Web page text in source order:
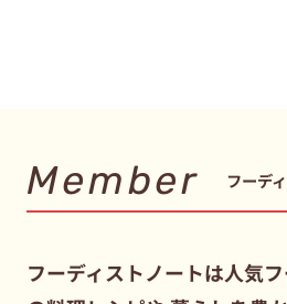
Member フーデ
フーディストノートは人気